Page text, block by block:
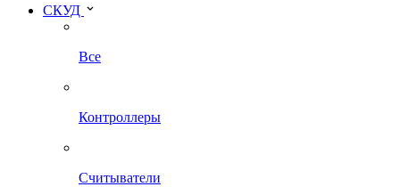
СКУД
Все
Контроллеры
Считыватели